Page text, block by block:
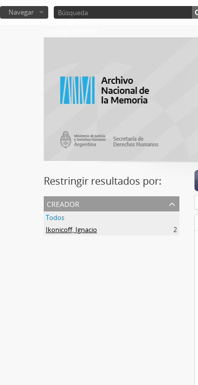
Navegar
Restringir resultados por:
creador
Todos
Ikonicoff, Ignacio
2